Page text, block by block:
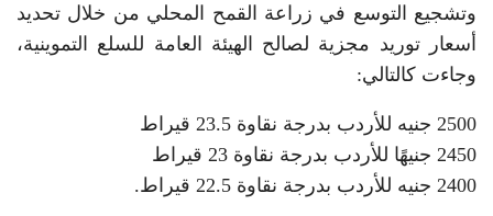
وتشجيع التوسع في زراعة القمح المحلي من خلال تحديد
أسعار توريد مجزية لصالح الهيئة العامة للسلع التموينية،
وجاءت كالتالي:
2500 جنيه للأردب بدرجة نقاوة 23.5 قيراط
2450 جنيهًا للأردب بدرجة نقاوة 23 قيراط
2400 جنيه للأردب بدرجة نقاوة 22.5 قيراط.